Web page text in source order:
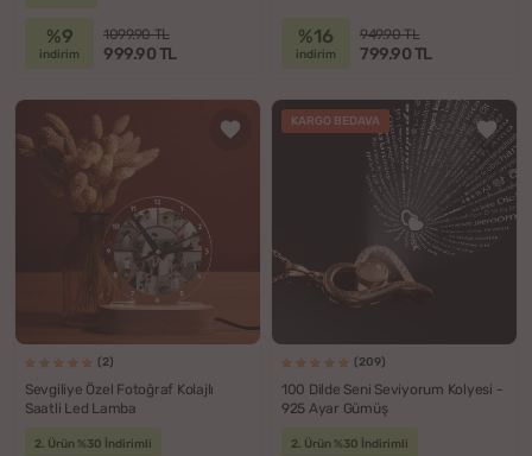
%9
indirim
1099.90 TL
999.90 TL
%16
indirim
949.90 TL
799.90 TL
(2)
Sevgiliye Özel Fotoğraf Kolajlı
Saatli Led Lamba
2. Ürün %30 İndirimli
KARGO BEDAVA
(209)
100 Dilde Seni Seviyorum Kolyesi -
925 Ayar Gümüş
2. Ürün %30 İndirimli